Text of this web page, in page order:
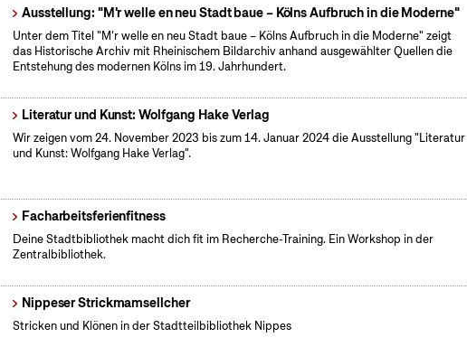
Ausstellung: "M'r welle en neu Stadt baue – Kölns Aufbruch in die Moderne"
Unter dem Titel "M’r welle en neu Stadt baue – Kölns Aufbruch in die Moderne" zeigt
das Historische Archiv mit Rheinischem Bildarchiv anhand ausgewählter Quellen die
Entstehung des modernen Kölns im 19. Jahrhundert.
Literatur und Kunst: Wolfgang Hake Verlag
Wir zeigen vom 24. November 2023 bis zum 14. Januar 2024 die Ausstellung "Literatur
und Kunst: Wolfgang Hake Verlag".
Facharbeitsferienfitness
Deine Stadtbibliothek macht dich fit im Recherche-Training. Ein Workshop in der
Zentralbibliothek.
Nippeser Strickmamsellcher
Stricken und Klönen in der Stadtteilbibliothek Nippes